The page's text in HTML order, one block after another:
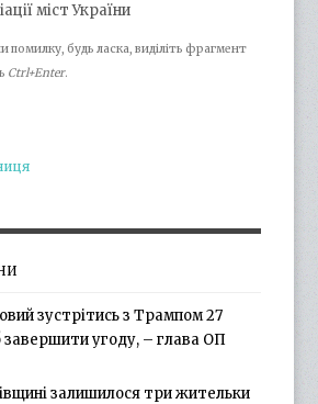
міст України
помилку, будь ласка, виділіть фрагмент
Ctrl+Enter.
зустрітись з Трампом 27
угоду, – глава ОП
залишилося три жительки